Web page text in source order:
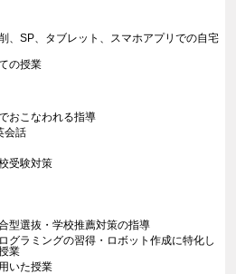
、SP、タブレット、スマホアプリでの自宅
の授業
おこなわれる指導
会話
受験対策
型選抜・学校推薦対策の指導
グラミングの習得・ロボット作成に特化し
業
いた授業